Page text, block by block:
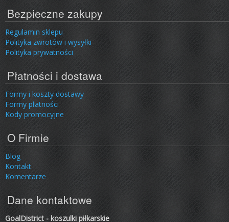
Bezpieczne zakupy
Regulamin sklepu
Polityka zwrotów i wysyłki
Polityka prywatności
Płatności i dostawa
Formy i koszty dostawy
Formy płatności
Kody promocyjne
O Firmie
Blog
Kontakt
Komentarze
Dane kontaktowe
GoalDistrict - koszulki piłkarskie